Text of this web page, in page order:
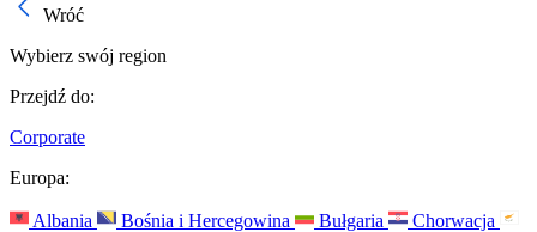
Wróć
Wybierz swój region
Przejdź do:
Corporate
Europa:
Albania Bośnia i Hercegowina Bułgaria
Chorwacja